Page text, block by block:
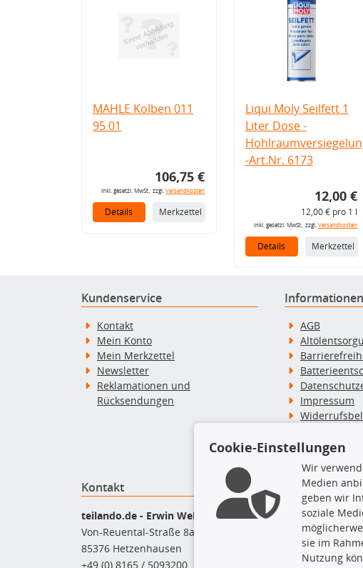
MAHLE Kolben 011
95 01
106,75 €
inkl. gesetzl. MwSt., zzgl.Versandkosten
Details Merkzettel
Liqui Moly Seilfett 1
Liter Dose -
-Art.Nr. 6173
12,00 €
12,00 € pro 1 l
inkl. gesetzl. MwSt., zzgl.Versandkosten
Details Merkzettel
Kundenservice
Kontakt
Mein Konto
Mein Merkzettel
Newsletter
Reklamationen und
Rücksendungen
Informationen
AGB
Impressum
Zahlung &
Kontakt
teilando.de - Erwin Weber GmbH
Von-Reuental-Straße 8a
85376 Hetzenhausen
+49 (0) 8165 / 5093200
Top Produkte
Beleuchtung
Bremsbeläge
Cookie-Einstellungen
Wir
Medien
geben wir
soziale
sie im
Nutzung